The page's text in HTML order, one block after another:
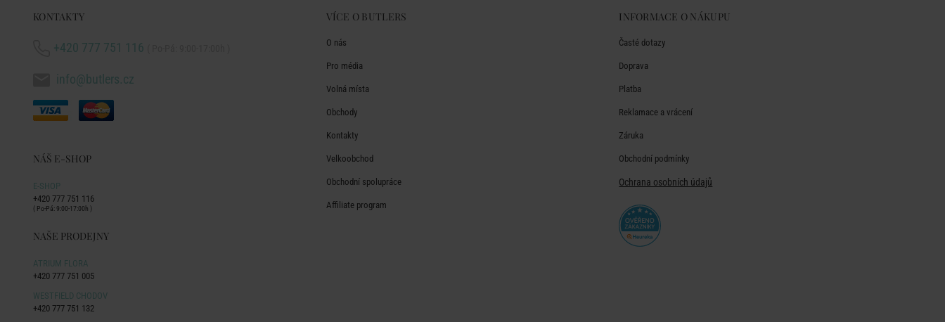
KONTAKTY
+420 777 751 116
info@butlers.cz
NÁŠ E-SHOP
E-SHOP
+420 777 751 116
( Po-Pá: 9:00-17:00h )
NAŠE PRODEJNY
ATRIUM FLORA
+420 777 751 005
WESTFIELD CHODOV
+420 777 751 132
VÍCE O BUTLERS
O nás
Pro média
Volná místa
Obchody
Kontakty
Velkoobchod
Obchodní spolupráce
Affiliate program
INFORMACE O NÁKUPU
Časté dotazy
Doprava
Platba
Reklamace a vrácení
Záruka
Obchodní podmínky
Ochrana osobních údajů